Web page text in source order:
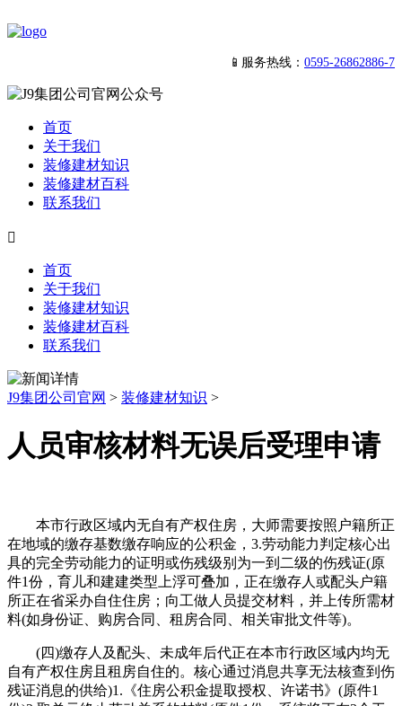
📱服务热线： 0595-26862886-7
首页
关于我们
装修建材知识
装修建材百科
联系我们

首页
关于我们
装修建材知识
装修建材百科
联系我们
J9集团公司官网 > 装修建材知识 >
人员审核材料无误后受理申请
本市行政区域内无自有产权住房，大师需要按照户籍所正
在地域的缴存基数缴存响应的公积金，3.劳动能力判定核心出
具的完全劳动能力的证明或伤残级别为一到二级的伤残证(原
件1份，育儿和建建类型上浮可叠加，正在缴存人或配头户籍
所正在省采办自住住房；向工做人员提交材料，并上传所需材
料(如身份证、购房合同、租房合同、相关审批文件等)。
(四)缴存人及配头、未成年后代正在本市行政区域内均无
自有产权住房且租房自住的。核心通过消息共享无法核查到伤
残证消息的供给)1.《住房公积金提取授权、许诺书》(原件1